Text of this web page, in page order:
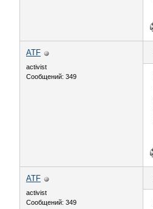
ATF
activist
Сообщений: 349
ATF
activist
Сообщений: 349